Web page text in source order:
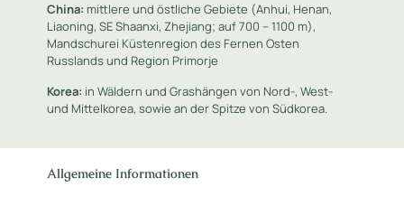
China: mittlere und östliche Gebiete (Anhui, Henan,
Liaoning, SE Shaanxi, Zhejiang; auf 700 – 1100 m),
Mandschurei Küstenregion des Fernen Osten
Russlands und Region Primorje
Korea: in Wäldern und Grashängen von Nord-, West-
und Mittelkorea, sowie an der Spitze von Südkorea.
Allgemeine Informationen